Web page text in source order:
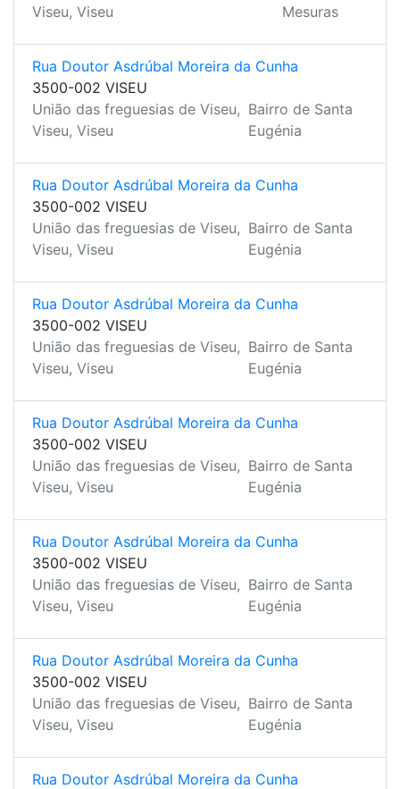
Viseu, Viseu
Mesuras
Rua Doutor Asdrúbal Moreira da Cunha
3500-002 VISEU
União das freguesias de Viseu,
Viseu, Viseu
Bairro de Santa
Eugénia
Rua Doutor Asdrúbal Moreira da Cunha
3500-002 VISEU
União das freguesias de Viseu,
Viseu, Viseu
Bairro de Santa
Eugénia
Rua Doutor Asdrúbal Moreira da Cunha
3500-002 VISEU
União das freguesias de Viseu,
Viseu, Viseu
Bairro de Santa
Eugénia
Rua Doutor Asdrúbal Moreira da Cunha
3500-002 VISEU
União das freguesias de Viseu,
Viseu, Viseu
Bairro de Santa
Eugénia
Rua Doutor Asdrúbal Moreira da Cunha
3500-002 VISEU
União das freguesias de Viseu,
Viseu, Viseu
Bairro de Santa
Eugénia
Rua Doutor Asdrúbal Moreira da Cunha
3500-002 VISEU
União das freguesias de Viseu,
Viseu, Viseu
Bairro de Santa
Eugénia
Rua Doutor Asdrúbal Moreira da Cunha